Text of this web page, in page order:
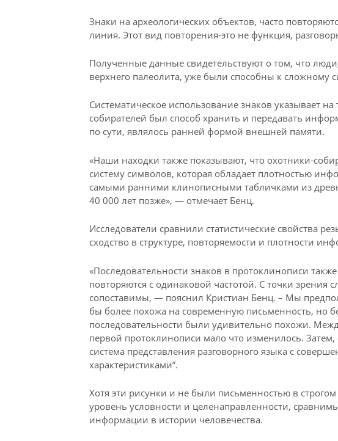
Знаки на археологических объектов, часто
линия. Этот вид повторения-это не функция,
Полученные данные свидетельствуют о том, что
верхнего палеолита, уже были способны к
Систематическое использование знаков указывает
собирателей был способ хранить и передавать
по сути, являлось ранней формой внешней памяти.
«Наши находки также показывают, что охотники-
систему символов, которая обладает плотностью
самыми ранними клинописными табличками из
40 000 лет позже», — отмечает Бенц.
Исследователи сравнили статистические свойства
сходство в структуре, повторяемости и плотности
«Последовательности знаков в протоклинописи
повторяются с одинаковой частотой. С точки зрения
сопоставимы, — пояснил Кристиан Бенц. – Мы
бы более похожа на современную письменность, но
последовательности были удивительно похожи.
первой протоклинописи мало что изменилось.
система представления разговорного языка с
характеристиками”.
Хотя эти рисунки и не были письменностью в
уровень условности и целенаправленности,
информации в истории человечества.